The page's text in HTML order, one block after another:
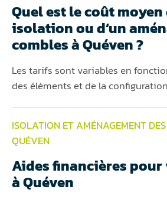
Quel est le coût moyen
isolation ou d’un
combles à Quéven ?
Les tarifs sont variables en
des éléments et de la
ISOLATION ET AMÉNAGEMENT
QUÉVEN
Aides financières
à Quéven